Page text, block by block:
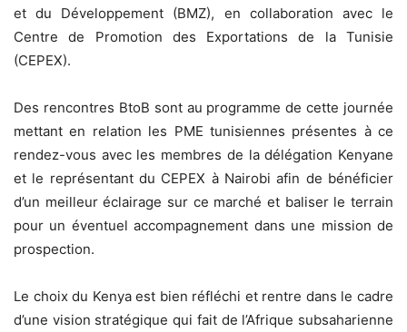
et du Développement (BMZ), en collaboration avec le
Centre de Promotion des Exportations de la Tunisie
(CEPEX).
Des rencontres BtoB sont au programme de cette journée
mettant en relation les PME tunisiennes présentes à ce
rendez-vous avec les membres de la délégation Kenyane
et le représentant du CEPEX à Nairobi afin de bénéficier
d’un meilleur éclairage sur ce marché et baliser le terrain
pour un éventuel accompagnement dans une mission de
prospection.
Le choix du Kenya est bien réfléchi et rentre dans le cadre
d’une vision stratégique qui fait de l’Afrique subsaharienne